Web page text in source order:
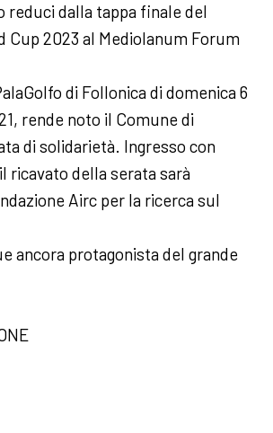
reduci dalla tappa finale del
Cup 2023 al Mediolanum Forum
di Follonica di domenica 6
rende noto il Comune di
di solidarietà. Ingresso con
ricavato della serata sarà
Airc per la ricerca sul
ancora protagonista del grande